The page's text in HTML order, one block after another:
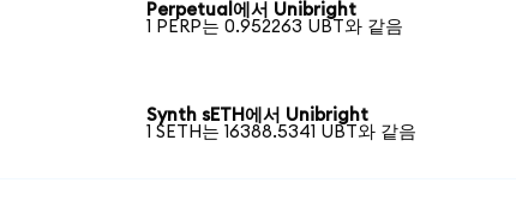
Perpetual에서 Unibright
1 PERP는 0.952263 UBT와 같음
Synth sETH에서 Unibright
1 SETH는 16388.5341 UBT와 같음